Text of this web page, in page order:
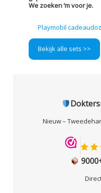
We zoeken ‘m voor je.
Playmobil
Bekijk alle sets >>
Nieuw –